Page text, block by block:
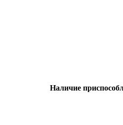
Наличие